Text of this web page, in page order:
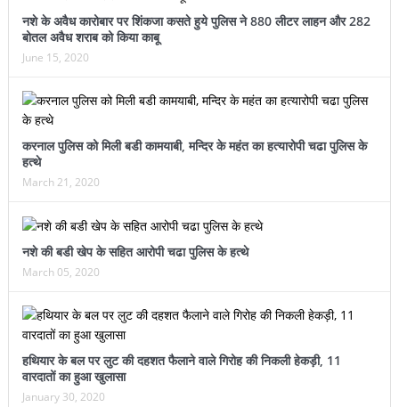
नशे के अवैध कारोबार पर शिंकजा कसते हुये पुलिस ने 880 लीटर लाहन और 282
बोतल अवैध शराब को किया काबू
June 15, 2020
करनाल पुलिस को मिली बडी कामयाबी, मन्दिर के महंत का हत्यारोपी चढा पुलिस के
हत्थे
March 21, 2020
नशे की बडी खेप के सहित आरोपी चढा पुलिस के हत्थे
March 05, 2020
हथियार के बल पर लुट की दहशत फैलाने वाले गिरोह की निकली हेकड़ी, 11
वारदातों का हुआ खुलासा
January 30, 2020